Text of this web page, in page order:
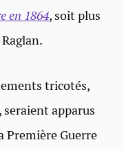
en 1864, soit plus
tricotés,
seraient apparus
Première Guerre